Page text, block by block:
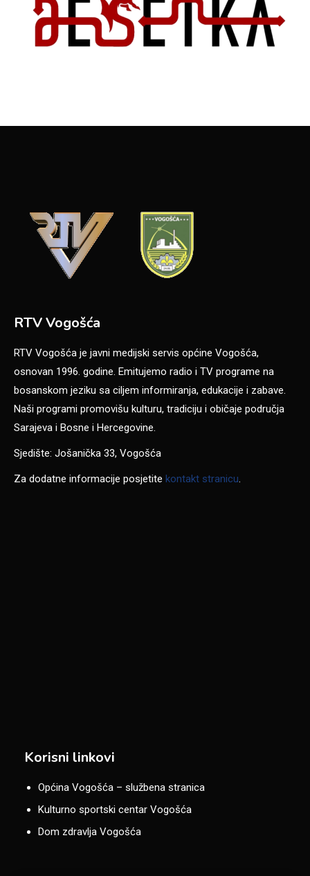
RTV Vogošća
RTV Vogošća je javni medijski servis općine Vogošća,
osnovan 1996. godine. Emitujemo radio i TV programe na
bosanskom jeziku sa ciljem informiranja, edukacije i zabave.
Naši programi promovišu kulturu, tradiciju i običaje područja
Sarajeva i Bosne i Hercegovine.
Sjedište: Jošanička 33, Vogošća
Za dodatne informacije posjetite kontakt stranicu
Korisni linkovi
Općina Vogošća – službena stranica
Kulturno sportski centar Vogošća
Dom zdravlja Vogošća